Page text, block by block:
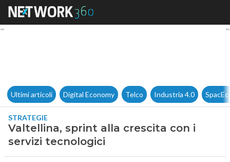
Valtellina, sprint alla crescita
Ultimi articoli Digital Economy Telco Industria 4.0
STRATEGIE
Valtellina, sprint alla crescita con i
servizi tecnologici